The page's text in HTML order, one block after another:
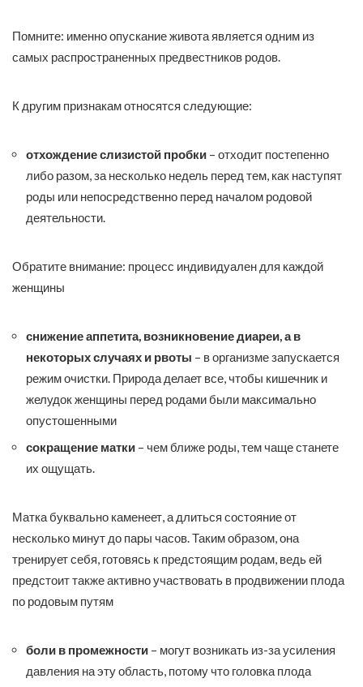
Помните: именно опускание живота является одним из
самых распространенных предвестников родов.
К другим признакам относятся следующие:
отхождение слизистой пробки – отходит постепенно
либо разом, за несколько недель перед тем, как наступят
роды или непосредственно перед началом родовой
деятельности.
Обратите внимание: процесс индивидуален для каждой
женщины
снижение аппетита, возникновение диареи, а в
некоторых случаях и рвоты – в организме запускается
режим очистки. Природа делает все, чтобы кишечник и
желудок женщины перед родами были максимально
опустошенными
сокращение матки – чем ближе роды, тем чаще станете
их ощущать.
Матка буквально каменеет, а длиться состояние от
несколько минут до пары часов. Таким образом, она
тренирует себя, готовясь к предстоящим родам, ведь ей
предстоит также активно участвовать в продвижении плода
по родовым путям
боли в промежности – могут возникать из-за усиления
давления на эту область, потому что головка плода